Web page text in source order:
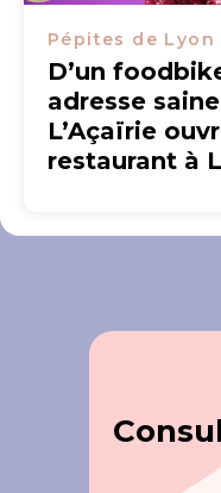
Pépites de Lyon
D’un
adresse
L’Açaïrie
restaurant à